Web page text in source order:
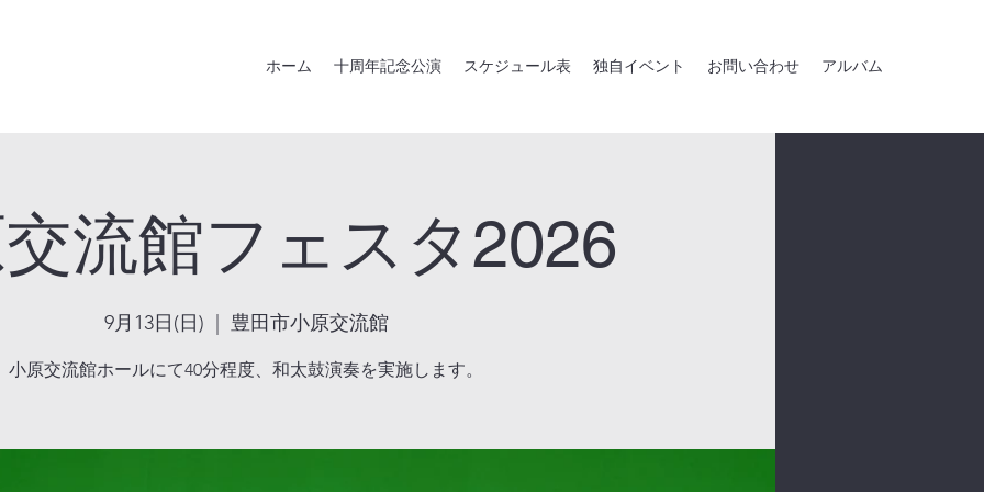
ホーム 十周年記念公演 スケジュール表 独自イベント お問い合わせ アルバム
流館フェスタ2026
9月13日(日) 豊田市小原交流館
小原交流館ホールにて40分程度、和太鼓演奏を実施します。